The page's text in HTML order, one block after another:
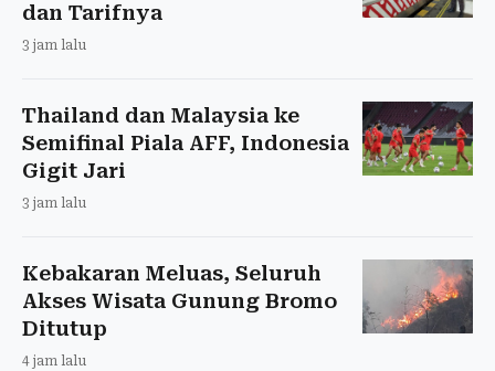
dan Tarifnya
3 jam lalu
Thailand dan Malaysia ke
Semifinal Piala AFF, Indonesia
Gigit Jari
3 jam lalu
Kebakaran Meluas, Seluruh
Akses Wisata Gunung Bromo
Ditutup
4 jam lalu